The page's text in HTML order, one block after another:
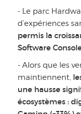
- Le parc
d’expériences
permis la
Software
- Alors que les
maintiennent,
une hausse
écosystèmes :